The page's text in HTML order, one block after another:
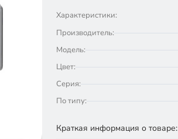
Характеристики:
Производитель:
Модель:
Цвет:
Серия:
По типу:
Краткая информация о товаре: